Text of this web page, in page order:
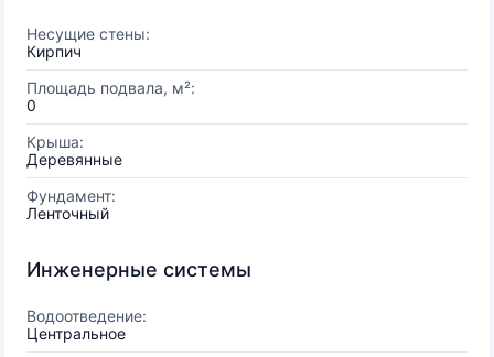
Несущие стены:
Кирпич
Площадь подвала, м²:
0
Крыша:
Деревянные
Фундамент:
Ленточный
Инженерные системы
Водоотведение:
Центральное